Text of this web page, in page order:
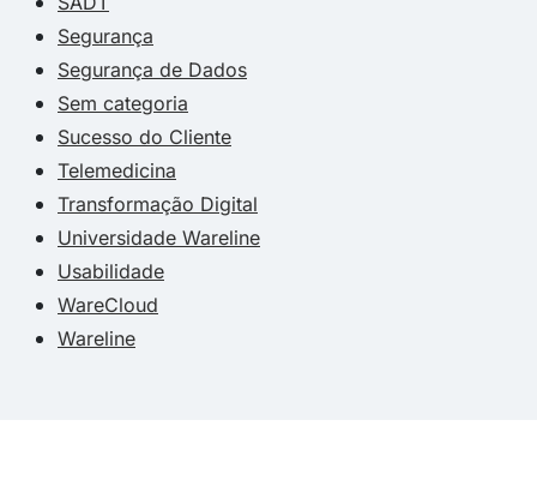
Segurança
Segurança de Dados
Sem categoria
Sucesso do Cliente
Telemedicina
Transformação Digital
Universidade Wareline
Usabilidade
WareCloud
Wareline